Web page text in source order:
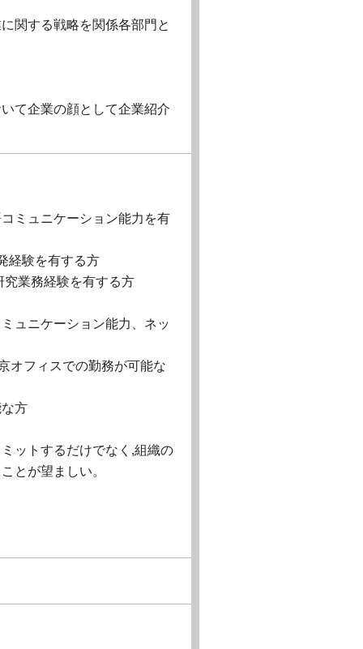
関する戦略を関係各部門と
て企業の顔として企業紹介
ミュニケーション能力を有
経験を有する方
業務経験を有する方
ュニケーション能力、ネッ
オフィスでの勤務が可能な
方
ットするだけでなく,組織の
とが望ましい。